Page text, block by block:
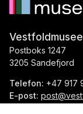
Postboks 1247
3205 Sandefjord
Telefon: +47 917
E-post: